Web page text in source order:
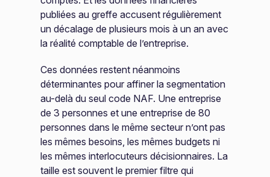
publiées au greffe accusent régulièrement
un décalage de plusieurs mois à un an avec
la réalité comptable de l’entreprise.
Ces données restent néanmoins
déterminantes pour affiner la segmentation
au-delà du seul code NAF. Une entreprise
de 3 personnes et une entreprise de 80
personnes dans le même secteur n’ont pas
les mêmes besoins, les mêmes budgets ni
les mêmes interlocuteurs décisionnaires. La
taille est souvent le premier filtre qui